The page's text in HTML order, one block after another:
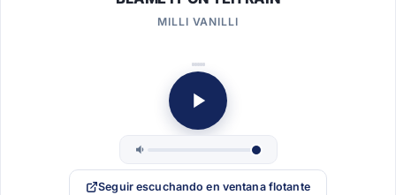
MILLI VANILLI
Seguir escuchando en ventana flotante